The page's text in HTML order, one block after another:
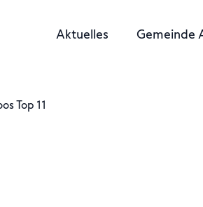
Aktuelles Gemeinde
Top 11